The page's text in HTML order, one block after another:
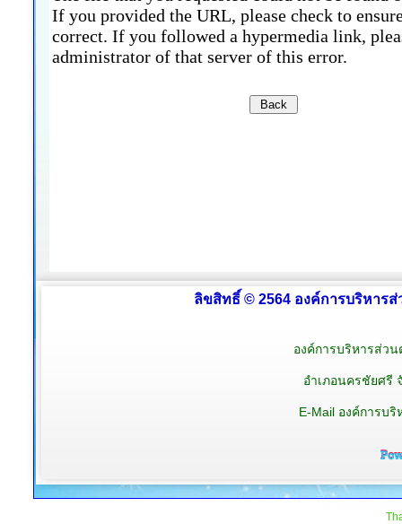
ลิขสิทธิ์ © 2564 องค์การบริหาร
องค์การบริหารส่ว
อำเภอนครชัยศรี
E-Mail องค์การบ